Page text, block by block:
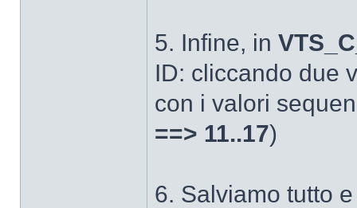
5. Infine, in
ID: cliccando due
con i valori
==> 11..17)
6. Salviamo tutto